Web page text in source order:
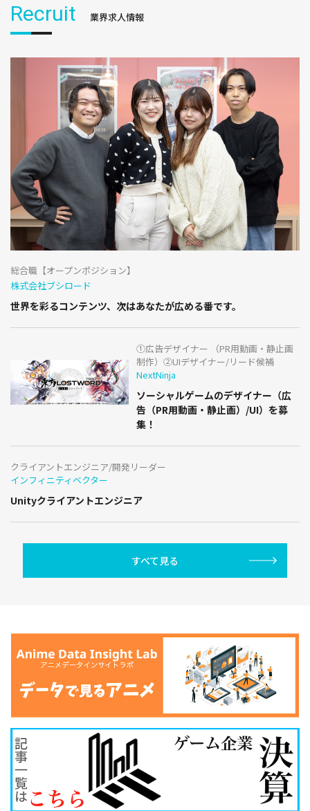
Recruit 業界求人情報
総合職【オープンポジション】
株式会社ブシロード
世界を彩るコンテンツ、次はあなたが広める番です。
①広告デザイナー （PR用動画・静止画
制作）②UIデザイナー/リード候補
NextNinja
ソーシャルゲームのデザイナー（広
告（PR用動画・静止画）/UI）を募
集！
クライアントエンジニア/開発リーダー
インフィニティベクター
Unityクライアントエンジニア
すべて見る